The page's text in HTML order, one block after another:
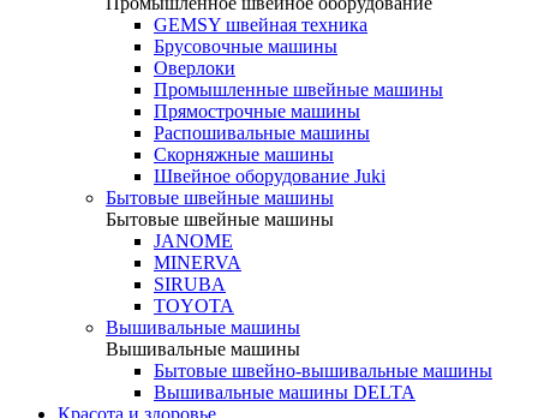
GEMSY швейная техника
Брусовочные машины
Оверлоки
Промышленные швейные машины
Прямострочные машины
Распошивальные машины
Скорняжные машины
Швейное оборудование Juki
Бытовые швейные машины
Бытовые швейные машины
JANOME
MINERVA
SIRUBA
TOYOTA
Вышивальные машины
Вышивальные машины
Бытовые швейно-вышивальные машины
Вышивальные машины DELTA
Красота и здоровье